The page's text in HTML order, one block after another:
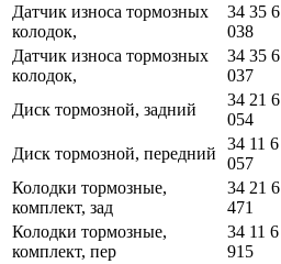
Датчик износа тормозных
колодок,
34 35
038
Датчик износа тормозных
колодок,
34 35
037
Диск тормозной, задний
34 21
054
Диск тормозной, передний
34 11
057
Колодки тормозные,
комплект, зад
34 21
471
Колодки тормозные,
комплект, пер
34 11
915